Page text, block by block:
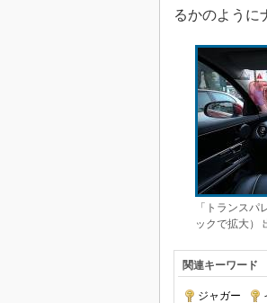
るかのように
「トランス
ックで拡大）
関連キーワード
ジャガー